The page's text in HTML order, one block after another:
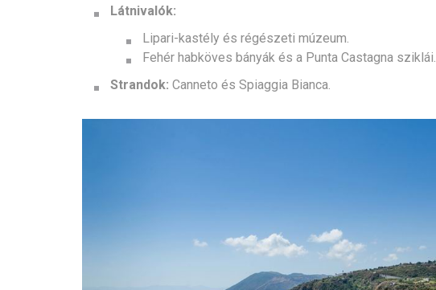
Látnivalók:
Lipari-kastély és régészeti múzeum.
Fehér habköves bányák és a Punta Castagna sziklái.
Strandok: Canneto és Spiaggia Bianca.